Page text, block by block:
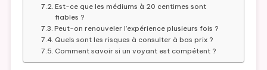
Est-ce que les médiums à 20 centimes sont
fiables ?
Peut-on renouveler l’expérience plusieurs fois ?
Quels sont les risques à consulter à bas prix ?
Comment savoir si un voyant est compétent ?